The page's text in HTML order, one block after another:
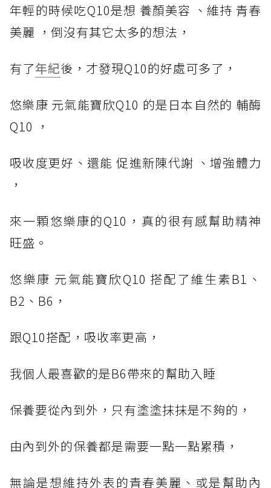
年輕的時候吃Q10是想 養顏美容 、維持 青春
美麗 ，倒沒有其它太多的想法，
有了年紀後，才發現Q10的好處可多了，
悠樂康 元氣能寶欣Q10 的是日本自然的 輔酶
Q10 ，
吸收度更好、還能 促進新陳代謝 、增強體力
，
來一顆悠樂康的Q10，真的很有感幫助精神
旺盛。
悠樂康 元氣能寶欣Q10 搭配了維生素B1、
B2、B6，
跟Q10搭配，吸收率更高，
我個人最喜歡的是B6帶來的幫助入睡
保養要從內到外，只有塗塗抹抹是不夠的，
由內到外的保養都是需要一點一點累積，
無論是想維持外表的青春美麗、或是幫助內